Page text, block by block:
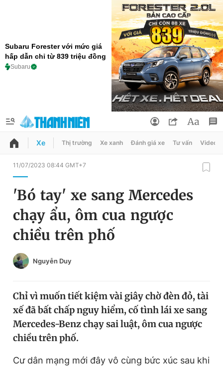
Subaru Forester với mức giá
hấp dẫn chỉ từ 839 triệu đồng
Subaru
QUẢNG CÁO
Chuyên mục
Chuyên mục khác
Chào ngày mới
Tin thị trường
Video Magazine
Sản phẩm khác
Đổi mật khẩu
Tin đã lưu
Xe Thị trường Xe xanh Đánh giá xe Tư vấn Video
11/07/2023 08:44 GMT+7
'Bó tay' xe sang Mercedes
chạy ẩu, ôm cua ngược
chiều trên phố
Nguyễn Duy
Chỉ vì muốn tiết kiệm vài giây chờ đèn đỏ, tài
xế đã bất chấp nguy hiểm, cố tình lái xe sang
Mercedes-Benz chạy sai luật, ôm cua ngược
chiều trên phố.
Cư dân mạng mới đây vô cùng bức xúc sau khi